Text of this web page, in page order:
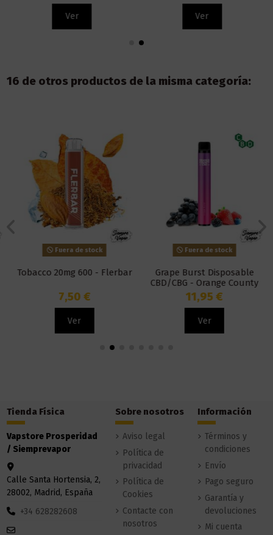
Ver Ver
16 de otros productos de la misma categoría:
Fuera de stock
Tobacco 20mg 600 - Flerbar
7,50 €
Ver
Fuera de stock
Grape Burst Disposable
CBD/CBG - Orange County
11,95 €
Ver
Tienda Física
Vapstore Prosperidad
/ Siemprevapor
Calle Santa Hortensia, 2,
28002, Madrid, España
+34 628282608
Sobre nosotros
Aviso legal
Política de
privacidad
Política de
Cookies
Contacte con
nosotros
Información
Términos y
condiciones
Envío
Pago seguro
Garantía y
devoluciones
Mi cuenta